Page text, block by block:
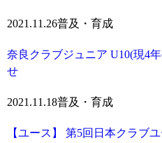
2021.11.26普及・育成
奈良クラブジュニア U10(現4
せ
2021.11.18普及・育成
【ユース】 第5回日本クラブ